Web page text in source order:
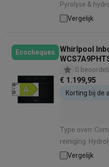
Pyrolyse & hydrolyse | Inhoud
Energie-
Vergelijk
Ecocheques
Whirlpool
0
€ 1.199,95
Korting bij de
Type oven:
reiniging: Hydrolyse | Inhoud
Energie-
Vergelijk